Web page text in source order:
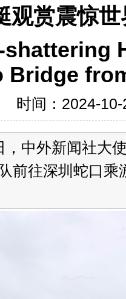
观赏震惊
Bridge
时间：2024-
，中外新闻社大
前往深圳蛇口